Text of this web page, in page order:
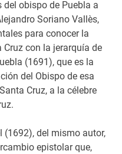
del obispo de Puebla a
Soriano Vallès,
para conocer la
Cruz con la jerarquía de
(1691), que es la
del Obispo de esa
Cruz, a la célebre
(1692), del mismo autor,
epistolar que,